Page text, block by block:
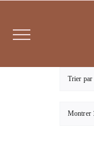
contenu
Trier par
Montrer